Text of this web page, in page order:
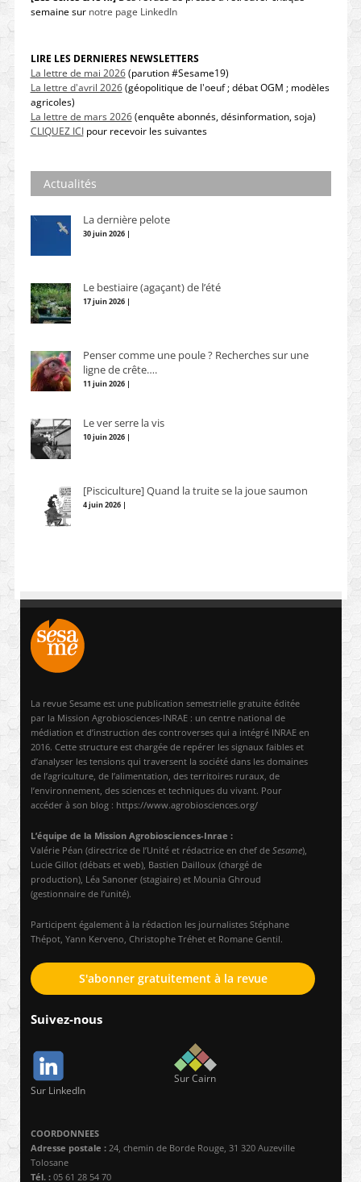
semaine sur notre page LinkedIn
LIRE LES DERNIERES NEWSLETTERS
La lettre de mai 2026(parution #Sesame19)
La lettre d'avril 2026(géopolitique de l'oeuf ; débat OGM ; modèles
agricoles)
La lettre de mars 2026(enquête abonnés, désinformation, soja)
CLIQUEZ ICIpour recevoir les suivantes
Actualités
La dernière pelote
30 juin 2026 |
Le bestiaire (agaçant) de l’été
17 juin 2026 |
Penser comme une poule ? Recherches sur une
ligne de crête….
11 juin 2026 |
Le ver serre la vis
10 juin 2026 |
[Pisciculture] Quand la truite se la joue saumon
4 juin 2026 |
La revue Sesame est une publication semestrielle gratuite éditée
par la Mission Agrobiosciences-INRAE : un centre national de
médiation et d’instruction des controverses qui a intégré INRAE en
2016. Cette structure est chargée de repérer les signaux faibles et
d’analyser les tensions qui traversent la société dans les domaines
de l’agriculture, de l’alimentation, des territoires ruraux, de
l’environnement, des sciences et techniques du vivant. Pour
accéder à son blog : https://www.agrobiosciences.org/
L’équipe de la Mission Agrobiosciences-Inrae :
Valérie Péan (directrice de l’Unité et rédactrice en chef de Sesame),
Lucie Gillot (débats et web), Bastien Dailloux (chargé de
production), Léa Sanoner (stagiaire) et Mounia Ghroud
(gestionnaire de l’unité).
Participent également à la rédaction les journalistes Stéphane
Thépot, Yann Kerveno, Christophe Tréhet et Romane Gentil.
S'abonner gratuitement à la revue
Suivez-nous
Sur LinkedIn
Sur Cairn
COORDONNEES
Adresse postale : 24, chemin de Borde Rouge, 31 320 Auzeville
Tolosane
Tél. : 05 61 28 54 70